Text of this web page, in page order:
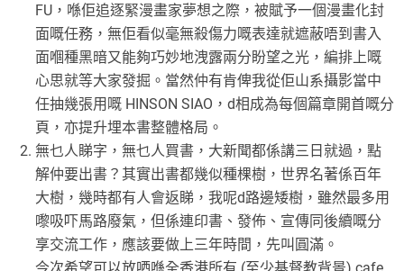
FU，喺佢追逐緊漫畫家夢想之際，被賦予一個漫畫化封
面嘅任務，無佢看似毫無殺傷力嘅表達就遮蔽唔到書入
面嗰種黑暗又能夠巧妙地洩露兩分盼望之光，編排上嘅
心思就等大家發掘。當然仲有肯俾我從佢山系攝影當中
任抽幾張用嘅 HINSON SIAO，d相成為每個篇章開首嘅分
頁，亦提升埋本書整體格局。
無乜人睇字，無乜人買書，大新聞都係講三日就過，點
解仲要出書？其實出書都幾似種棵樹，世界名著係百年
大樹，幾時都有人會返睇，我呢d路邊矮樹，雖然最多用
嚟吸吓馬路廢氣，但係連印書、發佈、宣傳同後續嘅分
享交流工作，應該要做上三年時間，先叫圓滿。
今次希望可以放哂喺全香港所有 (至少基督教背景) cafe